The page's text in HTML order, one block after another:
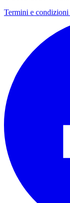
Termini e condizioni